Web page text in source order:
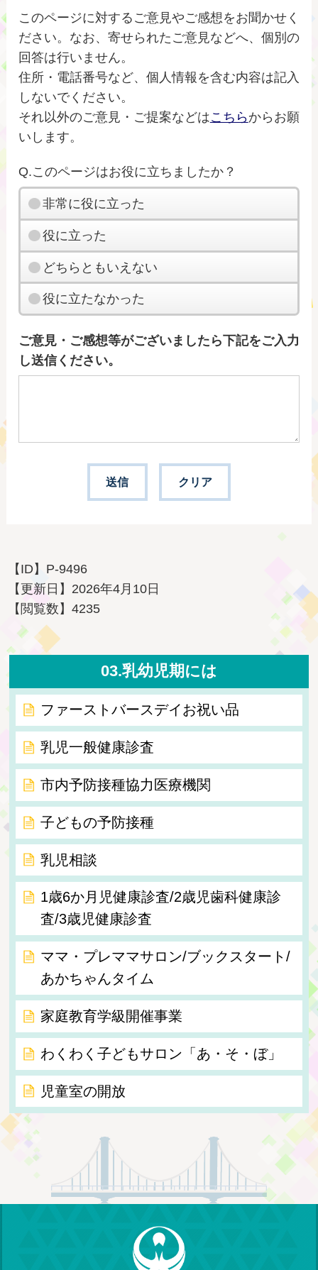
このページに対するご意見やご感想をお聞かせく
ださい。なお、寄せられたご意見などへ、個別の
回答は行いません。
住所・電話番号など、個人情報を含む内容は記入
しないでください。
それ以外のご意見・ご提案などはこちらからお願
いします。
Q.このページはお役に立ちましたか？
非常に役に立った
役に立った
どちらともいえない
役に立たなかった
ご意見・ご感想等がございましたら下記をご入力
し送信ください。
【ID】 P-9496
【更新日】 2026年4月10日
【閲覧数】4235
03.乳幼児期には
ファーストバースデイお祝い品
乳児一般健康診査
市内予防接種協力医療機関
子どもの予防接種
乳児相談
1歳6か月児健康診査/2歳児歯科健康診
査/3歳児健康診査
ママ・プレママサロン/ブックスタート/
あかちゃんタイム
家庭教育学級開催事業
わくわく子どもサロン「あ・そ・ぼ」
児童室の開放